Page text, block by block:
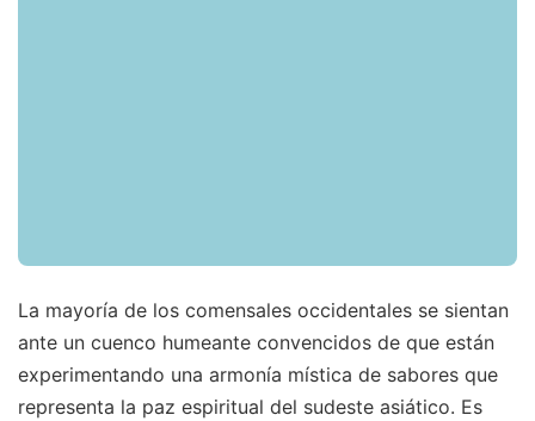
La mayoría de los comensales occidentales se sientan
ante un cuenco humeante convencidos de que están
experimentando una armonía mística de sabores que
representa la paz espiritual del sudeste asiático. Es